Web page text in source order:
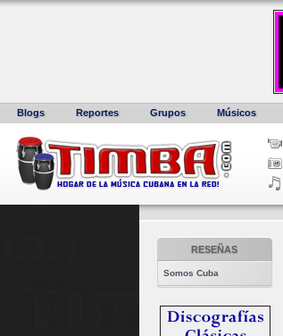
Blogs Reportes Grupos Músicos
RESEÑAS
Somos Cuba